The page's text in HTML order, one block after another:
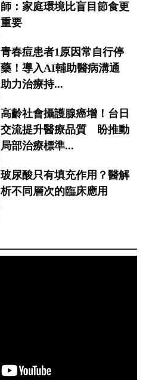
師：家庭環境比盲目節食更
重要
青春痘患者1原因常自行停
藥！導入AI輔助醫病溝通
助力治療持...
高齡社會攝護腺癌增！台日
交流提升醫療品質 盼推動
局部治療標準...
玻尿酸只有填充作用？醫解
析不同層次的臨床應用